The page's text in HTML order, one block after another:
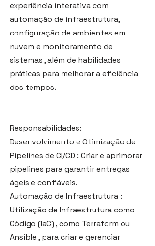
experiência interativa com
automação de infraestrutura,
configuração de ambientes em
nuvem e monitoramento de
sistemas , além de habilidades
práticas para melhorar a eficiência
dos tempos.
Responsabilidades:
Desenvolvimento e Otimização de
Pipelines de CI/CD : Criar e aprimorar
pipelines para garantir entregas
ágeis e confiáveis.
Automação de Infraestrutura :
Utilização de Infraestrutura como
Código (IaC) , como Terraform ou
Ansible , para criar e gerenciar